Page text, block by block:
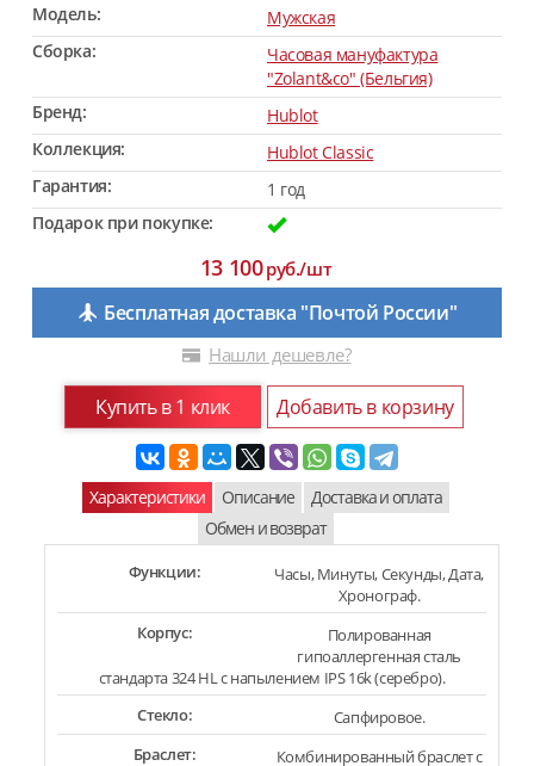
Модель:
Мужская
Сборка:
Часовая мануфактура
"Zolant&co" (Бельгия)
Бренд:
Hublot
Коллекция:
Hublot Classic
Гарантия:
1 год
Подарок при покупке:
13 100руб./шт
Бесплатная доставка "Почтой России"
Нашли дешевле?
Купить в 1 клик Добавить в корзину
Характеристики Описание
Доставка и оплата
Обмен и возврат
Функции:
Часы, Минуты, Секунды, Дата,
Хронограф.
Корпус:
Полированная
гипоаллергенная сталь
стандарта 324 HL с напылением IPS 16k (серебро).
Стекло:
Сапфировое.
Браслет:
Комбинированный браслет с